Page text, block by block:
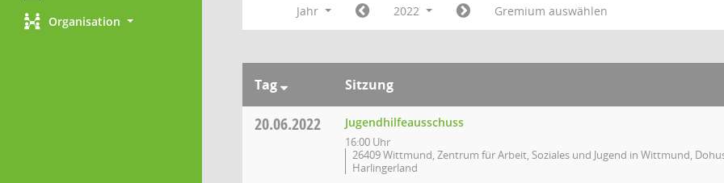
Organisation
Jahr 2022 Gremium auswählen
Tag Sitzung
20.06.2022 Jugendhilfeausschuss
16:00 Uhr
26409 Wittmund, Zentrum für Arbeit, Soziales und Jugend in Wittmund,
Harlingerland